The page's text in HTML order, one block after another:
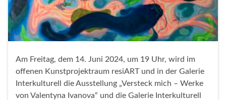
Am Freitag, dem 14. Juni 2024, um 19 Uhr, wird im
offenen Kunstprojektraum resiART und in der Galerie
Interkulturell die Ausstellung „Versteck mich – Werke
von Valentyna Ivanova“ und die Galerie Interkulturell